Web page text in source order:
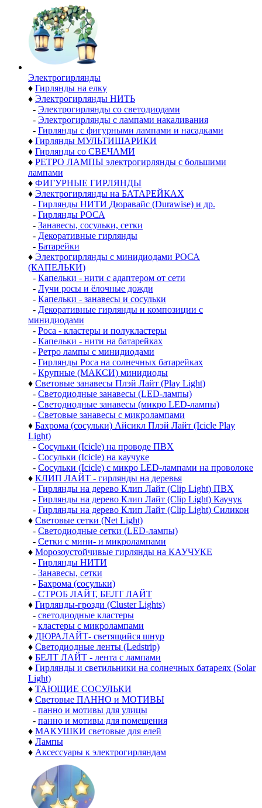
Электро­гирлянды
♦ Гирлянды на елку
♦ Электрогирлянды НИТЬ
- Электрогирлянды со светодиодами
- Электрогирлянды с лампами накаливания
- Гирлянды с фигурными лампами и насадками
♦ Гирлянды МУЛЬТИШАРИКИ
♦ Гирлянды со СВЕЧАМИ
♦ РЕТРО ЛАМПЫ электрогирлянды с большими
лампами
♦ ФИГУРНЫЕ ГИРЛЯНДЫ
♦ Электрогирлянды на БАТАРЕЙКАХ
- Гирлянды НИТИ Дюравайс (Durawise) и др.
- Гирлянды РОСА
- Занавесы, сосульки, сетки
- Декоративные гирлянды
- Батарейки
♦ Электрогирлянды с минидиодами РОСА
(КАПЕЛЬКИ)
- Капельки - нити с адаптером от сети
- Лучи росы и ёлочные дожди
- Капельки - занавесы и сосульки
- Декоративные гирлянды и композиции с
минидиодами
- Роса - кластеры и полукластеры
- Капельки - нити на батарейках
- Ретро лампы с минидиодами
- Гирлянды Роса на солнечных батарейках
- Крупные (МАКСИ) минидиоды
♦ Световые занавесы Плэй Лайт (Play Light)
- Светодиодные занавесы (LED-лампы)
- Светодиодные занавесы (микро LED-лампы)
- Световые занавесы с микролампами
♦ Бахрома (сосульки) Айсикл Плэй Лайт (Icicle Play
Light)
- Сосульки (Icicle) на проводе ПВХ
- Сосульки (Icicle) на каучуке
- Сосульки (Icicle) с микро LED-лампами на проволоке
♦ КЛИП ЛАЙТ - гирлянды на деревья
- Гирлянды на дерево Клип Лайт (Clip Light) ПВХ
- Гирлянды на дерево Клип Лайт (Clip Light) Каучук
- Гирлянды на дерево Клип Лайт (Clip Light) Силикон
♦ Световые сетки (Net Light)
- Светодиодные сетки (LED-лампы)
- Сетки с мини- и микролампами
♦ Морозоустойчивые гирлянды на КАУЧУКЕ
- Гирлянды НИТИ
- Занавесы, сетки
- Бахрома (сосульки)
- СТРОБ ЛАЙТ, БЕЛТ ЛАЙТ
♦ Гирлянды-грозди (Cluster Lights)
- светодиодные кластеры
- кластеры с микролампами
♦ ДЮРАЛАЙТ- светящийся шнур
♦ Светодиодные ленты (Ledstrip)
♦ БЕЛТ ЛАЙТ - лента с лампами
♦ Гирлянды и светильники на солнечных батареях (Solar
Light)
♦ ТАЮЩИЕ СОСУЛЬКИ
♦ Световые ПАННО и МОТИВЫ
- панно и мотивы для улицы
- панно и мотивы для помещения
♦ МАКУШКИ световые для елей
♦ Лампы
♦ Аксессуары к электрогирляндам